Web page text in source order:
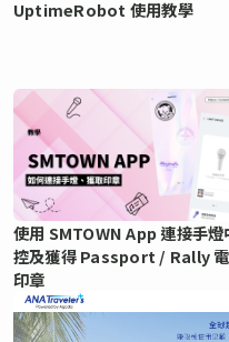
UptimeRobot 使用教學
使用 SMTOWN App 連接手燈
控及獲得 Passport / Rally
印章